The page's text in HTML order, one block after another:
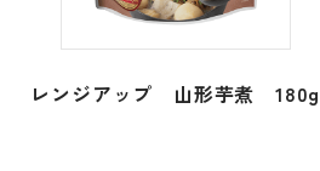
レンジアップ 山形芋煮 180g